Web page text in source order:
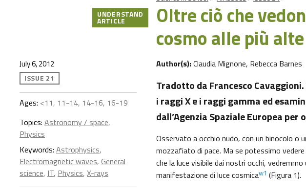
Oltre ciò che
cosmo alle più
UNDERSTAND
ARTICLE
July 6, 2012
ISSUE 21
Ages: <11, 11-14, 14-16, 16-19
Topics: Astronomy / space,
Physics
Keywords: Astrophysics,
Electromagnetic waves, General
science, IT, Physics, X-rays
Author(s):Claudia Mignone, Rebecca Barnes
Tradotto da Francesco
i raggi X e i raggi gamma ed
dall’Agenzia Spaziale Europea per
Osservato a occhio nudo, con un binocolo
mozzafiato di pace. Ma se potessimo
che la luce visibile dai nostri occhi,
manifestazione di luce cosmicaw1 (Figura 1).